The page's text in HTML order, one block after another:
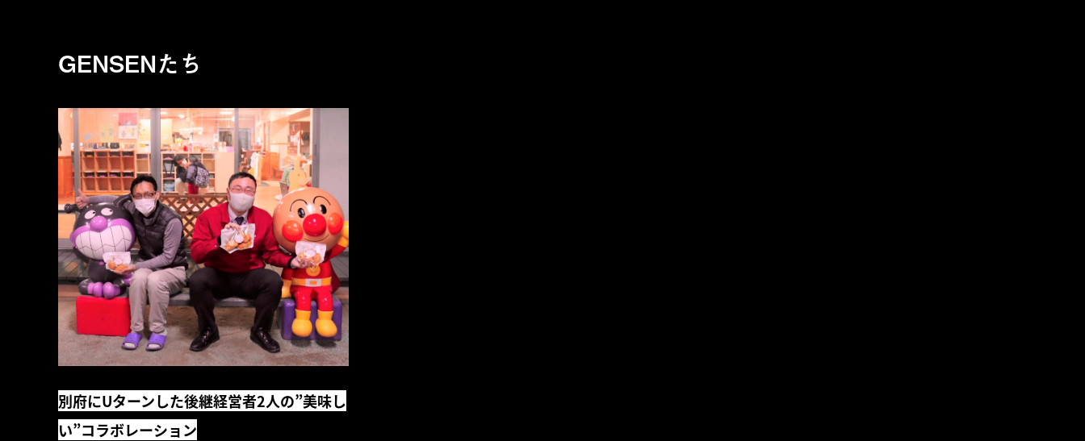
GENSENたち
別府にUターンした後継経営者2人の”美味し
い”コラボレーション